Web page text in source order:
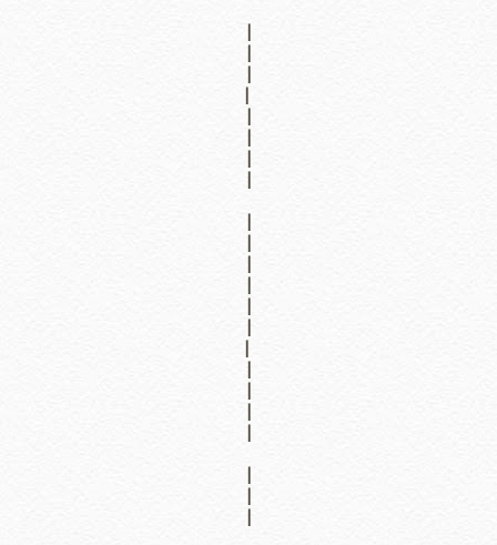
|
|
|
|
|
|
|
|
|
|
|
|
|
|
|
|
|
|
|
|
|
|